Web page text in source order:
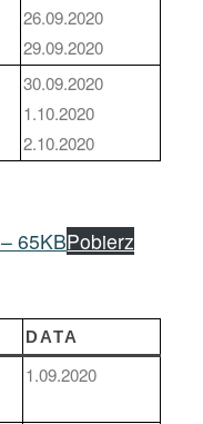
26.09.2020
29.09.2020
30.09.2020
1.10.2020
2.10.2020
65KBPobierz
DATA
1.09.2020